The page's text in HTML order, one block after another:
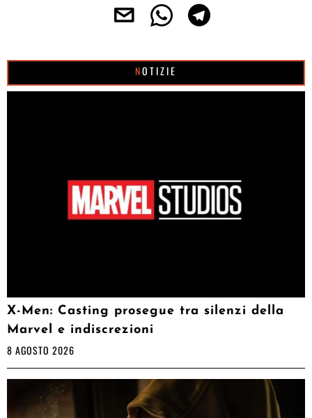
NOTIZIE
X-Men: Casting prosegue tra silenzi della
Marvel e indiscrezioni
8 AGOSTO 2026